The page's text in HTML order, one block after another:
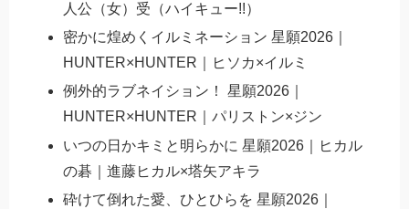
人公（女）受（ハイキュー!!）
密かに煌めくイルミネーション 星願2026｜
HUNTER×HUNTER｜ヒソカ×イルミ
例外的ラブネイション！ 星願2026｜
HUNTER×HUNTER｜パリストン×ジン
いつの日かキミと明らかに 星願2026｜ヒカル
の碁｜進藤ヒカル×塔矢アキラ
砕けて倒れた愛、ひとひらを 星願2026｜